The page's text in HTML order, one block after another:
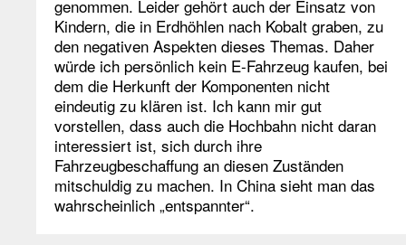
genommen. Leider gehört auch der Einsatz von
Kindern, die in Erdhöhlen nach Kobalt graben, zu
den negativen Aspekten dieses Themas. Daher
würde ich persönlich kein E-Fahrzeug kaufen, bei
dem die Herkunft der Komponenten nicht
eindeutig zu klären ist. Ich kann mir gut
vorstellen, dass auch die Hochbahn nicht daran
interessiert ist, sich durch ihre
Fahrzeugbeschaffung an diesen Zuständen
mitschuldig zu machen. In China sieht man das
wahrscheinlich „entspannter“.